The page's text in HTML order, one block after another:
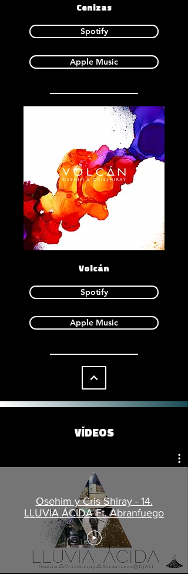
Cenizas
Spotify
Apple Music
Volcán
Spotify
Apple Music
VÍDEOS
Osehim y Cris Shiray - 14.
LLUVIA ÁCIDA Ft. Abranfuego